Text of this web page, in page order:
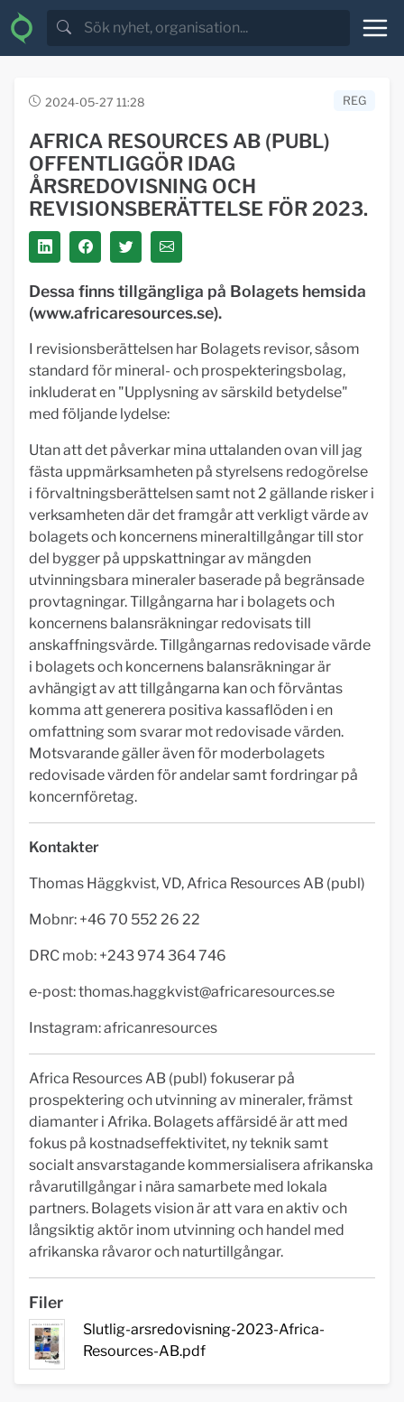
2024-05-27 11:28 REG
AFRICA RESOURCES AB (PUBL)
OFFENTLIGGÖR IDAG
ÅRSREDOVISNING OCH
REVISIONSBERÄTTELSE FÖR 2023.
Dessa finns tillgängliga på Bolagets hemsida
(www.africaresources.se).
I revisionsberättelsen har Bolagets revisor, såsom
standard för mineral- och prospekteringsbolag,
inkluderat en "Upplysning av särskild betydelse"
med följande lydelse:
Utan att det påverkar mina uttalanden ovan vill jag
fästa uppmärksamheten på styrelsens redogörelse
i förvaltningsberättelsen samt not 2 gällande risker i
verksamheten där det framgår att verkligt värde av
bolagets och koncernens mineraltillgångar till stor
del bygger på uppskattningar av mängden
utvinningsbara mineraler baserade på begränsade
provtagningar. Tillgångarna har i bolagets och
koncernens balansräkningar redovisats till
anskaffningsvärde. Tillgångarnas redovisade värde
i bolagets och koncernens balansräkningar är
avhängigt av att tillgångarna kan och förväntas
komma att generera positiva kassaflöden i en
omfattning som svarar mot redovisade värden.
Motsvarande gäller även för moderbolagets
redovisade värden för andelar samt fordringar på
koncernföretag.
Kontakter
Thomas Häggkvist, VD, Africa Resources AB (publ)
Mobnr: +46 70 552 26 22
DRC mob: +243 974 364 746
e-post:thomas.haggkvist@africaresources.se
Instagram: africanresources
Africa Resources AB (publ) fokuserar på
prospektering och utvinning av mineraler, främst
diamanter i Afrika. Bolagets affärsidé är att med
fokus på kostnadseffektivitet, ny teknik samt
socialt ansvarstagande kommersialisera afrikanska
råvarutillgångar i nära samarbete med lokala
partners. Bolagets vision är att vara en aktiv och
långsiktig aktör inom utvinning och handel med
afrikanska råvaror och naturtillgångar.
Filer
Slutlig-arsredovisning-2023-Africa-
Resources-AB.pdf